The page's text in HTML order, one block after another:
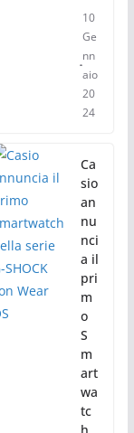
10
Ge
nn
aio
20
24
Ca
sio
an
nu
nci
a il
pri
m
o
S
m
art
wa
tc